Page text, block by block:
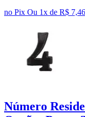
no Pix Ou 1x de R$
Número